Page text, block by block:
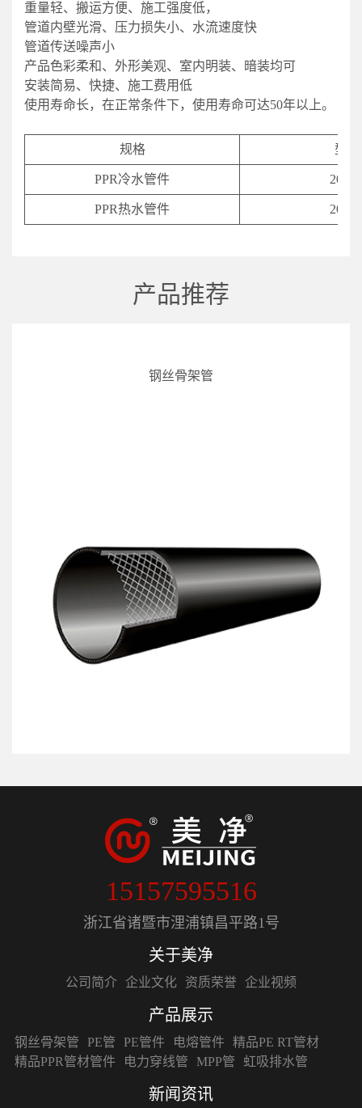
重量轻、搬运方便、施工强度低，
管道内壁光滑、压力损失小、水流速度快
管道传送噪声小
产品色彩柔和、外形美观、室内明装、暗装均可
安装简易、快捷、施工费用低
使用寿命长，在正常条件下，使用寿命可达50年以上。
规格 型号
PPR冷水管件 20-
PPR热水管件 20-
产品推荐
钢丝骨架管
15157595516
浙江省诸暨市浬浦镇昌平路1号
关于美净
公司简介 企业文化 资质荣誉 企业视频
产品展示
钢丝骨架管 PE管 PE管件 电熔管件 精品PE RT管材
精品PPR管材管件
电力穿线管 MPP管 虹吸排水管
新闻资讯